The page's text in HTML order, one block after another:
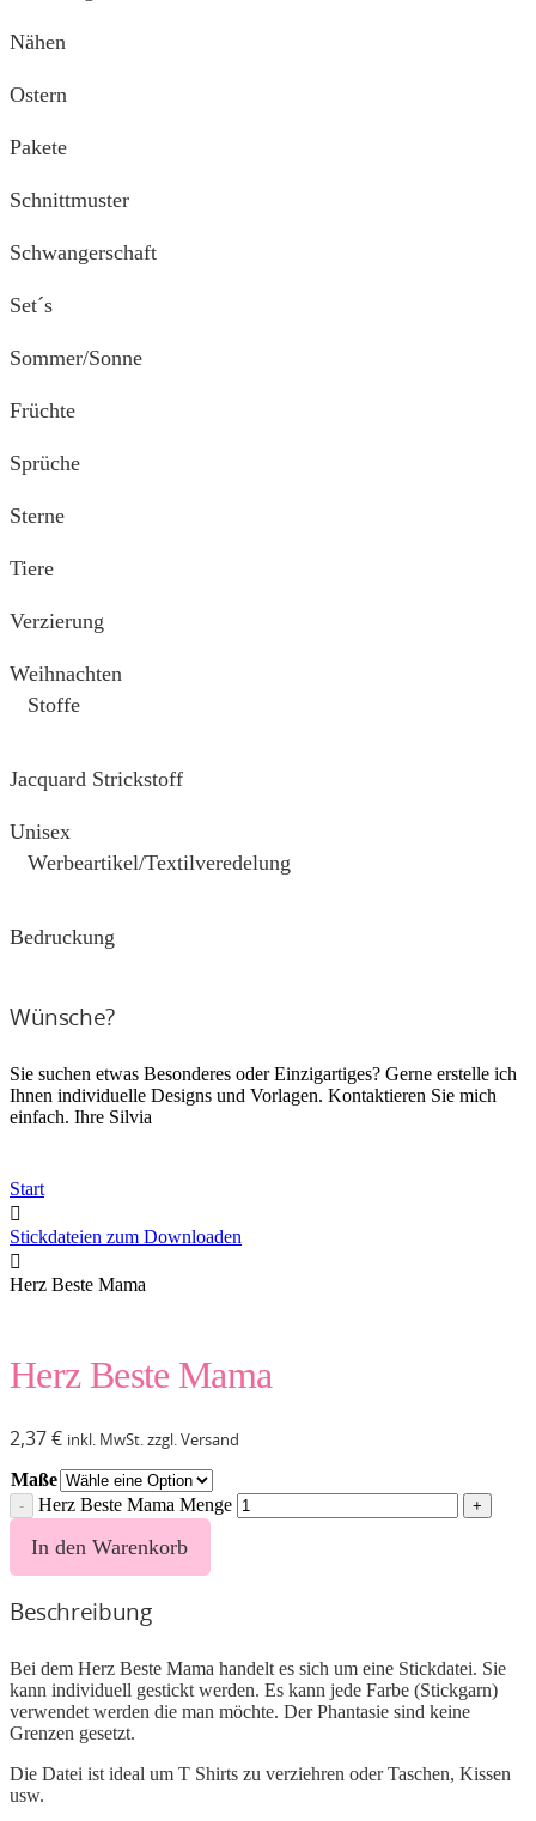
Nähen
Ostern
Pakete
Schnittmuster
Schwangerschaft
Set´s
Sommer/Sonne
Früchte
Sprüche
Sterne
Tiere
Verzierung
Weihnachten
Stoffe
Jacquard Strickstoff
Unisex
Werbeartikel/Textilveredelung
Bedruckung
Wünsche?
Sie suchen etwas Besonderes oder Einzigartiges? Gerne erstelle ich
Ihnen individuelle Designs und Vorlagen. Kontaktieren Sie mich
einfach. Ihre Silvia
Start
Stickdateien zum Downloaden
Herz Beste Mama
Herz Beste Mama
2,37 € inkl. MwSt. zzgl. Versand
Maße
Herz Beste Mama Menge
In den Warenkorb
Beschreibung
Bei dem Herz Beste Mama handelt es sich um eine Stickdatei. Sie
kann individuell gestickt werden. Es kann jede Farbe (Stickgarn)
verwendet werden die man möchte. Der Phantasie sind keine
Grenzen gesetzt.
Die Datei ist ideal um T Shirts zu verziehren oder Taschen, Kissen
usw.